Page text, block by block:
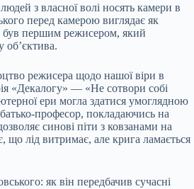
з власної волі носять камери в
перед камерою виглядає як
був першим режисером, який
об’єктива.
режисера щодо нашої віри в
«Декалогу» — «Не сотвори собі
ери могла здатися умоглядною
професор, покладаючись на
синові піти з ковзанами на
що лід витримає, але крига ламається